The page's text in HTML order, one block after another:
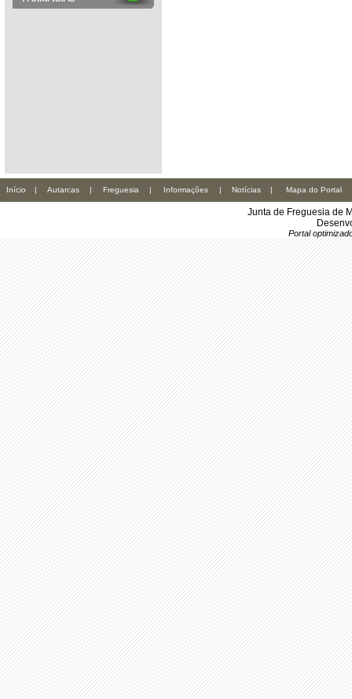
Início | Autarcas | Freguesia | Informações | Notícias | Mapa do Portal
Junta de Freguesia de
Portal